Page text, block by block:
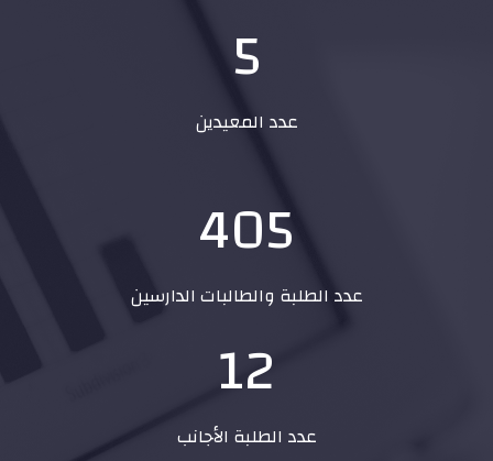
5
عدد المعيدين
405
عدد الطلبة والطالبات الدارسين
12
عدد الطلبة الأجانب